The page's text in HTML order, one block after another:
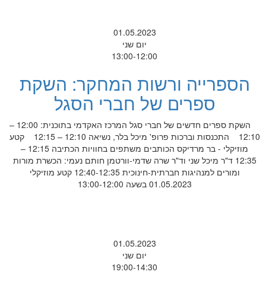
01.05.2023
יום שני
13:00-12:00
הספרייה ורשות המחקר: השקת
ספרים של חברי הסגל
השקת ספרים חדשים של חברי סגל המרכז האקדמי בתוכנית: 12:00 –
12:10 התכנסות וברכות פרופ' מיכל בלר, נשיאה 12:10 – 12:15 קטע
מוזיקלי - בר מרדיקס הכותבים משתפים בחוויות הכתיבה 12:15 –
12:35 ד"ר מיכל שני וד"ר שרה שדמי-וורטמן חותם נעמי: הכשרת מורות
ומורים למנהיגות חברתית-חינוכית 12:40-12:35 קטע מוזיקלי
01.05.2023 בשעה 13:00-12:00
01.05.2023
יום שני
19:00-14:30